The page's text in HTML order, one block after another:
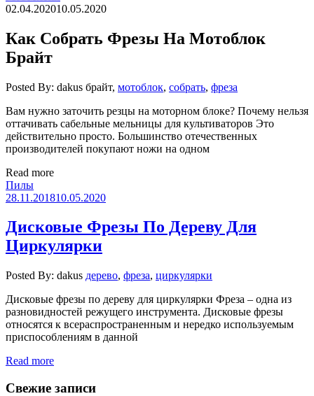
02.04.202010.05.2020
Как Собрать Фрезы На Мотоблок
Брайт
Posted By: dakus брайт, мотоблок, собрать, фреза
Вам нужно заточить резцы на моторном блоке? Почему нельзя
оттачивать сабельные мельницы для культиваторов Это
действительно просто. Большинство отечественных
производителей покупают ножи на одном
Read more
Пилы
28.11.201810.05.2020
Дисковые Фрезы По Дереву Для
Циркулярки
Posted By: dakus дерево, фреза, циркулярки
Дисковые фрезы по дереву для циркулярки Фреза – одна из
разновидностей режущего инструмента. Дисковые фрезы
относятся к всераспространенным и нередко используемым
приспособлениям в данной
Read more
Свежие записи